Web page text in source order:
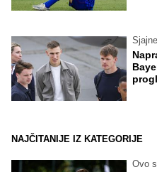
NAJČITANIJE IZ KATEGORIJE
Ovo